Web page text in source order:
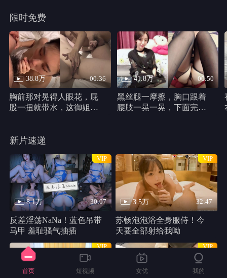
限时免费
38.8万 00:36
胸前那对晃得人眼花，屁
股一扭就带水，这御姐身
41.8万 00:50
黑丝腿一摩擦，胸口跟着
腰肢一晃一晃，下面完全
新片速递
8.1万 30:07
VIP
反差淫荡NaNa！蓝色吊带
马甲 羞耻骚气抽插
3.5万 32:47
VIP
苏畅泡泡浴全身服侍！今
天要全部射给我呦
VIP VIP
首页 短视频 女优 我的